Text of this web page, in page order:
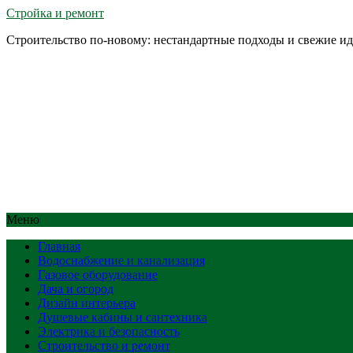
Стройка и ремонт
Строительство по-новому: нестандартные подходы и свежие
Меню
Главная
Водоснабжение и канализация
Газовое оборудование
Дача и огород
Дизайн интерьера
Душевые кабины и сантехника
Электрика и безопасность
Строительство и ремонт